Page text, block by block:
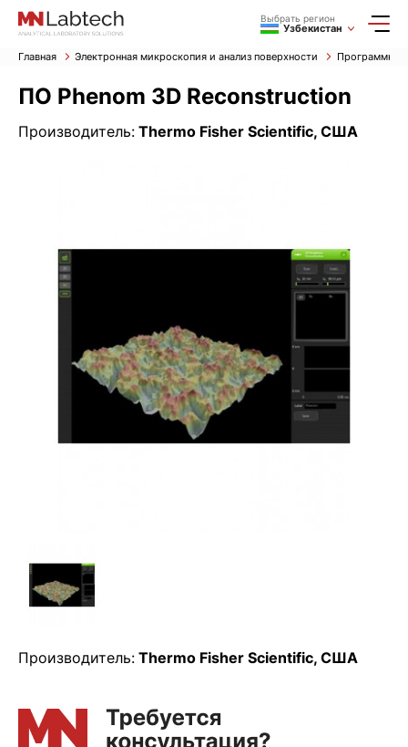
Выбрать регион
Узбекистан
Главная Электронная микроскопия и анализ поверхности Программное
ПО Phenom 3D Reconstruction
Производитель: Thermo Fisher Scientific, США
Производитель: Thermo Fisher Scientific, США